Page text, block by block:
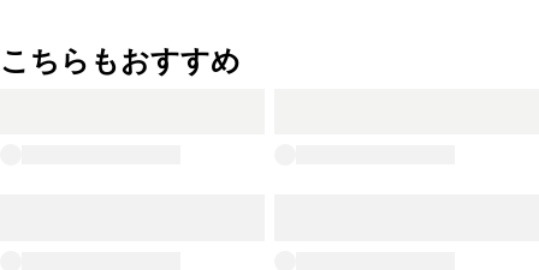
こちらもおすすめ